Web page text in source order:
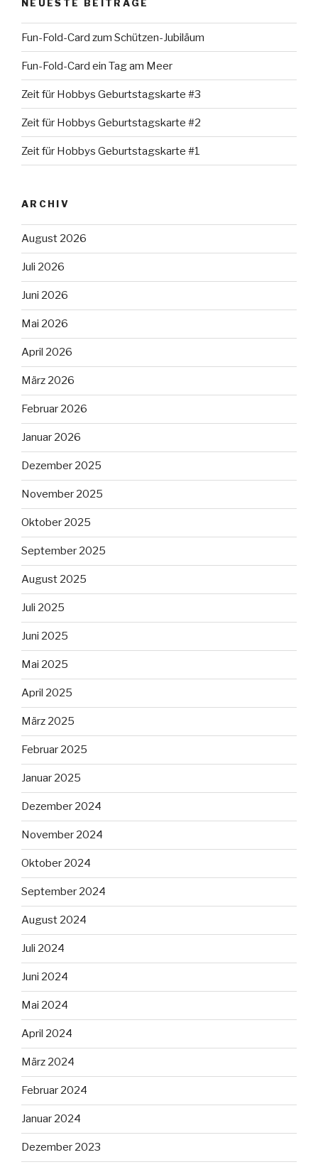
NEUESTE BEITRÄGE
Fun-Fold-Card zum Schützen-Jubiläum
Fun-Fold-Card ein Tag am Meer
Zeit für Hobbys Geburtstagskarte #3
Zeit für Hobbys Geburtstagskarte #2
Zeit für Hobbys Geburtstagskarte #1
ARCHIV
August 2026
Juli 2026
Juni 2026
Mai 2026
April 2026
März 2026
Februar 2026
Januar 2026
Dezember 2025
November 2025
Oktober 2025
September 2025
August 2025
Juli 2025
Juni 2025
Mai 2025
April 2025
März 2025
Februar 2025
Januar 2025
Dezember 2024
November 2024
Oktober 2024
September 2024
August 2024
Juli 2024
Juni 2024
Mai 2024
April 2024
März 2024
Februar 2024
Januar 2024
Dezember 2023